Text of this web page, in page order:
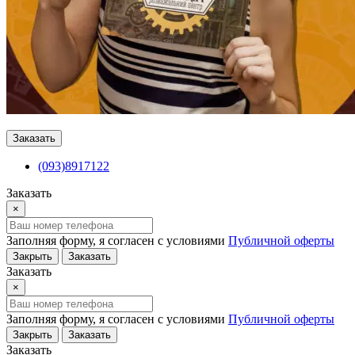
Заказать
(093)8917122
Заказать
×
Заполняя форму, я согласен с условиями Публичной оферты
Закрыть Заказать
Заказать
×
Заполняя форму, я согласен с условиями Публичной оферты
Закрыть Заказать
Заказать